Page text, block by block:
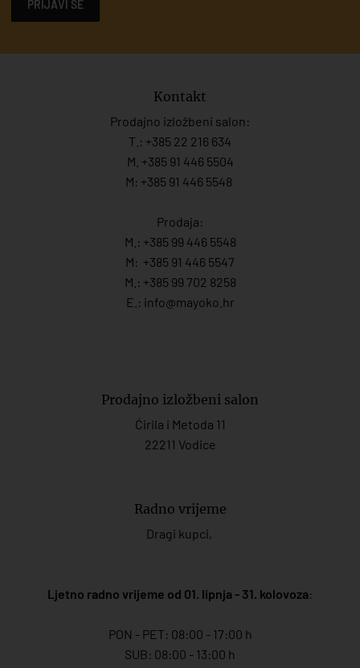
PRIJAVI SE
Kontakt
Prodajno izložbeni salon:
T.: +385 22 216 634
M. +385 91 446 5504
M: +385 91 446 5548
Prodaja:
M.: +385 99 446 5548
M: +385 91 446 5547
M.: +385 99 702 8258
E.: info@mayoko. hr
Prodajno izložbeni salon
Ćirila i Metoda 11
22211 Vodice
Radno vrijeme
Dragi kupci,
Ljetno radno vrijeme od 01. lipnja - 31. kolovoza:
PON - PET: 08:00 - 17:00 h
SUB: 08:00 - 13:00 h